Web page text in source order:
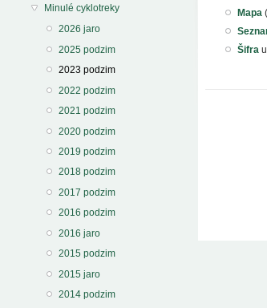
Minulé cyklotreky
2026 jaro
2025 podzim
2023 podzim
2022 podzim
2021 podzim
2020 podzim
2019 podzim
2018 podzim
2017 podzim
2016 podzim
2016 jaro
2015 podzim
2015 jaro
2014 podzim
Mapa
Šifra